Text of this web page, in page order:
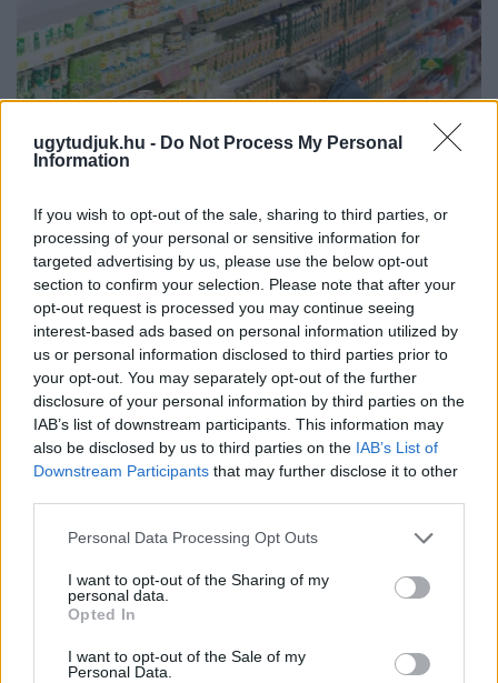
ugytudjuk.hu - Do Not Process My Personal
Information
If you wish to opt-out of the sale, sharing to third parties, or
processing of your personal or sensitive information for
targeted advertising by us, please use the below opt-out
section to confirm your selection. Please note that after your
opt-out request is processed you may continue seeing
interest-based ads based on personal information utilized by
us or personal information disclosed to third parties prior to
your opt-out. You may separately opt-out of the further
disclosure of your personal information by third parties on the
IAB’s list of downstream participants. This information may
also be disclosed by us to third parties on the IAB’s List of
Downstream Participants that may further disclose it to other
Please note that this website/app uses one or more Google
not limited to your visit or usage behaviour. You may click to
grant or deny consent to Google and its third-party tags to
use your data for below specified purposes in below Google
consent section.
Personal Data Processing Opt Outs
I want to opt-out of the Sharing of my
personal data.
Opted In
I want to opt-out of the Sale of my
Personal Data.
ÖRÖMHÍR: TÍZ ÉVE NEM VOLT ILYEN ALACSONY AZ
INFLÁCIÓ MAGYARORSZÁGON
Júliusban mindössze 1,2 százalékkal emelkedtek éves
összevetésben a fogyasztói árak, miközben az élelmiszerek ára
már csökkent.
Szólj hozzá!